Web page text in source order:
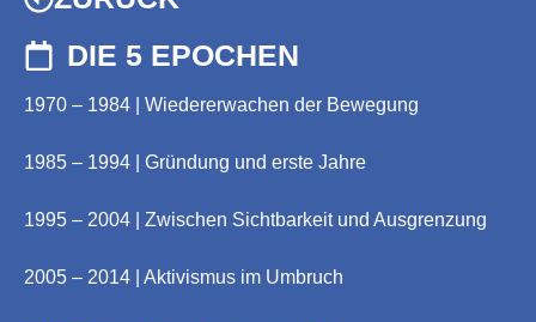
DIE 5 EPOCHEN
1970 – 1984 | Wiedererwachen der Bewegung
1985 – 1994 | Gründung und erste Jahre
1995 – 2004 | Zwischen Sichtbarkeit und Ausgrenzung
2005 – 2014 | Aktivismus im Umbruch